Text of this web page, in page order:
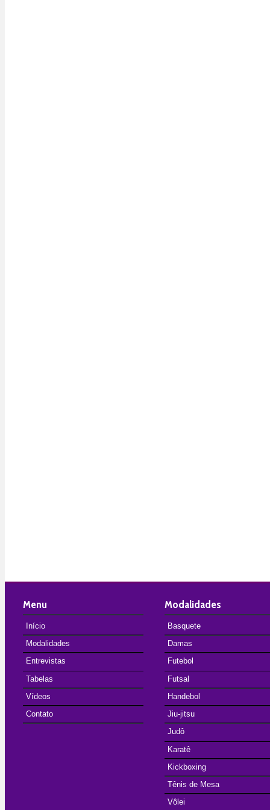
Menu
Início
Modalidades
Entrevistas
Tabelas
Vídeos
Contato
Modalidades
Basquete
Damas
Futebol
Futsal
Handebol
Jiu-jitsu
Judô
Karatê
Kickboxing
Tênis de Mesa
Vôlei